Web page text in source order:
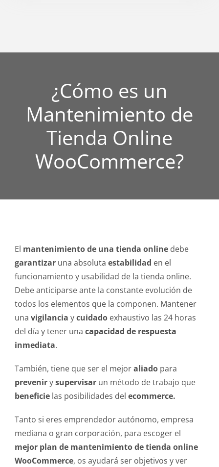
¿Cómo es un
Mantenimiento de
Tienda Online
WooCommerce?
El mantenimiento de una tienda onlinedebe
garantizaruna absoluta estabilidad en el
funcionamiento y usabilidad de la tienda online.
Debe anticiparse ante la constante evolución de
todos los elementos que la componen. Mantener
una vigilancia ycuidado exhaustivo las 24 horas
del día y tener una capacidad de respuesta
inmediata.
También, tiene que ser el mejoraliadopara
prevenirysupervisarun método de trabajo que
beneficielas posibilidades del ecommerce.
Tanto si eres emprendedor autónomo, empresa
mediana o gran corporación, para escoger el
mejor plan de mantenimiento de tienda online
WooCommerce, os ayudará ser objetivos y ver